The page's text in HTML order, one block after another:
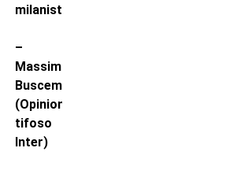
milanista)
–
Massimo
Buscemi
(Opinionista,
tifoso
Inter)